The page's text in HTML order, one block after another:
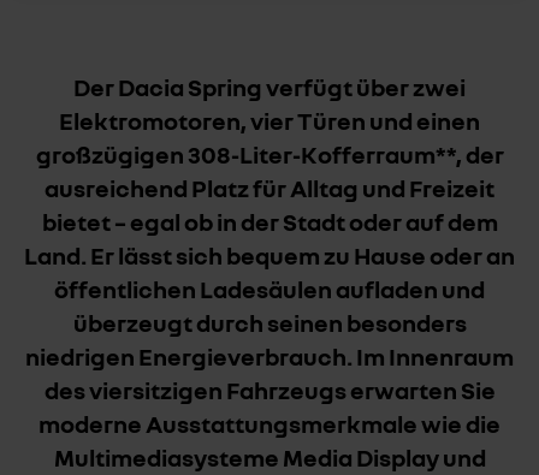
Der Dacia Spring verfügt über zwei
Elektromotoren, vier Türen und einen
großzügigen 308-Liter-Kofferraum**, der
ausreichend Platz für Alltag und Freizeit
bietet – egal ob in der Stadt oder auf dem
Land. Er lässt sich bequem zu Hause oder an
öffentlichen Ladesäulen aufladen und
überzeugt durch seinen besonders
niedrigen Energieverbrauch. Im Innenraum
des viersitzigen Fahrzeugs erwarten Sie
moderne Ausstattungsmerkmale wie die
Multimediasysteme Media Display und